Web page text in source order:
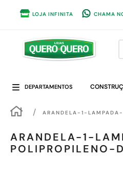
LOJA INFINITA CHAMA
DEPARTAMENTOS
ARANDELA-1-
ARANDELA-1-
POLIPROPILENO-